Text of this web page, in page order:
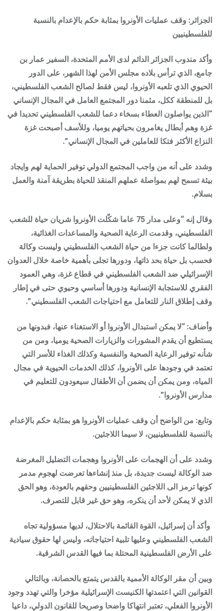
الجزائر: وقف عمليات الأونروا بمثابة حكم بالإعدام بالنسبة
للفلسطينيين
وأكد مندوب الجزائر الدائم لدى الأمم المتحدة، السفير عمار بن
جامع، الذي ترأس بلاده مجلس الأمن لهذا الشهر، على الدور
الحيوي الذي تلعبه الأونروا، ليس فقط لصالح الشعب الفلسطيني،
بل للمنطقة ككل، مثمنا دور المجتمع العامل في المجال الإنساني
“الذين يواصلون العطاء بسخاء دعما للشعب الفلسطيني تحديدا في
غزة وهم أبطال يغامرون بحياتهم يوميا، وللأسف أصبحت غزة
النزاع الأكثر فتكا للعاملين في المجال الإنساني”.
وشدد على أنه من واجب المجتمع الدولي توفير الحماية لهم وايجاد
بيئة تسمح لهم بمواصلة عملهم المنقذ للحياة بطريقة آمنة والعمل
بسلام.
وقال إنه “وعلى مدار 75 عاما شكّلت الأونروا شريان حياة للشعب
الفلسطيني، وقدمت الرعاية الصحية والمساعدات الغذائية،
ولطالما كانت جزءا من حياة الشعب الفلسطيني وليست وكالة
فحسب بل حياة بحد ذاتها، ودورها تجلى بأهمية خاصة خلال العدوان
الإسرائيلي ضد الشعب الفلسطيني في قطاع غزة، وهي العمود
الفقري للاستجابة الإنسانية ودورها أساسي وحيوي حتى في إطار
وقف إطلاق النار للتعامل مع احتياجات الشعب الفلسطيني”.
وأضاف: “لا يمكن استبدال الأونروا أو الاستغناء عنها، فبدونها من
يستطيع أن يقدم المشورات والزيارات الصحية يوميا، ومن من
شأنه توفير الرعاية الصحية والنفسية وكذلك الغذاء للأسر التي
تعتمد في وجودها على الأونروا، كذلك الخدمات الحيوية في مجال
المياه، ومن يمكن أن يضمن أن الأطفال سيعودون للتعليم في
مدارس الأونروا”.
وتابع: من الواضح أن وقف عمليات الأونروا هو بمثابة حكم بالإعدام
بالنسبة للفلسطينيين، لا سيما اللاجئين.
وشدد على أن الهجمات على الأونروا وهجمات التضليل المغرضة
ضد الوكالة ليست جديدة، بل منذ إنشاءها تعرضت لهجوم مدمر
كونها ترمز الى اللاجئين الفلسطينيين وحقهم بالعودة، وهو الحق
الذي لا يمكن لأحد أن ينكره، وهو حق غير قابل للتصرف.
وأكد أن إسرائيل، القوة القائمة بالاحتلال، لديها مسؤولية تجاه
الشعب الفلسطيني وعليها تلبية احتياجاته، وليس لها حقوق سيادية
على الأرض الفلسطينية المحتلة بما فيها القدس الشرقية.
وبين أن مقر الوكالة الأممية بالقدس يتمتع بالحصانة، وبالتالي
القوانين التي اعتمدتها الكنيست الإسرائيلية مؤخرا والتي تهدد وجود
الأونروا الفعلي، تعتبر انتهاكا واضحا وصريحا للقانون الدولي، داعيا